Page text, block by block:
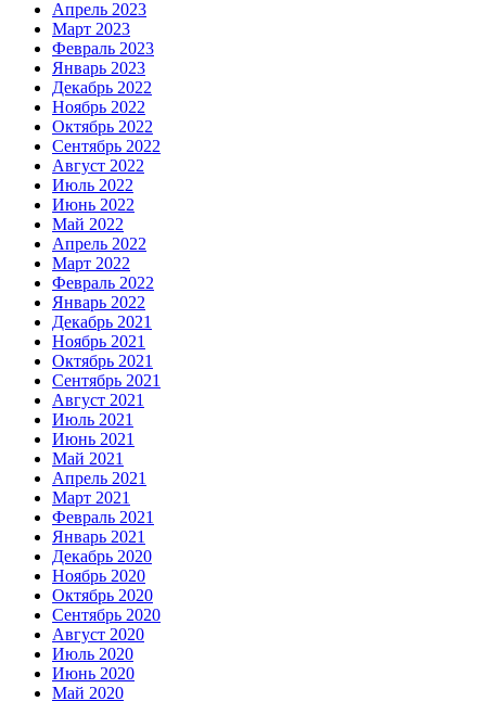
Апрель 2023
Март 2023
Февраль 2023
Январь 2023
Декабрь 2022
Ноябрь 2022
Октябрь 2022
Сентябрь 2022
Август 2022
Июль 2022
Июнь 2022
Май 2022
Апрель 2022
Март 2022
Февраль 2022
Январь 2022
Декабрь 2021
Ноябрь 2021
Октябрь 2021
Сентябрь 2021
Август 2021
Июль 2021
Июнь 2021
Май 2021
Апрель 2021
Март 2021
Февраль 2021
Январь 2021
Декабрь 2020
Ноябрь 2020
Октябрь 2020
Сентябрь 2020
Август 2020
Июль 2020
Июнь 2020
Май 2020